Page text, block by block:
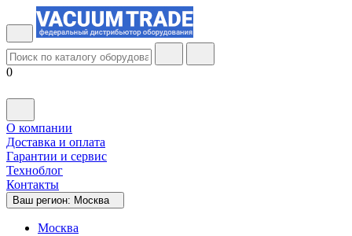
0
О компании
Доставка и оплата
Гарантии и сервис
Техноблог
Контакты
Ваш регион: Москва
Москва